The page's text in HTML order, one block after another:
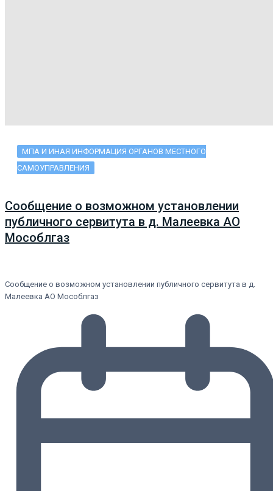
МПА И ИНАЯ ИНФОРМАЦИЯ ОРГАНОВ МЕСТНОГО
САМОУПРАВЛЕНИЯ
Сообщение о возможном установлении
публичного сервитута в д. Малеевка АО
Мособлгаз
Сообщение о возможном установлении публичного сервитута в д.
Малеевка АО Мособлгаз